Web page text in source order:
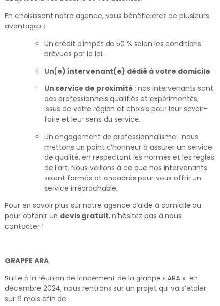
En choisissant notre agence, vous bénéficierez de plusieurs
avantages :
Un crédit d’impôt de 50 % selon les conditions
prévues par la loi.
Un(e) intervenant(e) dédié à votre domicile
Un service de proximité : nos intervenants sont
des professionnels qualifiés et expérimentés,
issus de votre région et choisis pour leur savoir-
faire et leur sens du service.
Un engagement de professionnalisme : nous
mettons un point d’honneur à assurer un service
de qualité, en respectant les normes et les règles
de l’art. Nous veillons à ce que nos intervenants
soient formés et encadrés pour vous offrir un
service irréprochable.
Pour en savoir plus sur notre agence d’aide à domicile ou
pour obtenir un devis gratuit, n’hésitez pas à nous
contacter !
GRAPPE ARA
Suite à la réunion de lancement de la grappe « ARA » en
décembre 2024, nous rentrons sur un projet qui va s’étaler
sur 9 mois afin de :